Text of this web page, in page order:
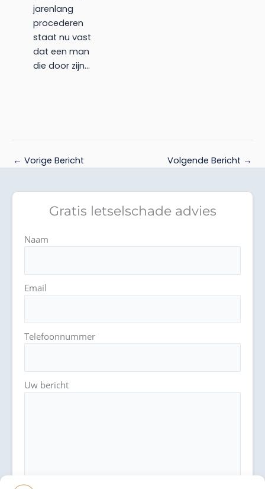
jarenlang
procederen
staat nu vast
dat een man
die door zijn…
← Vorige Bericht Volgende Bericht →
Gratis letselschade advies
Naam
Email
Telefoonnummer
Uw bericht